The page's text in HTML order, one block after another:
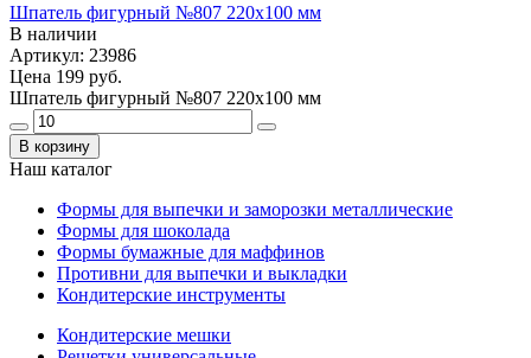
Шпатель фигурный №807 220х100 мм
В наличии
Артикул: 23986
Цена 199 руб.
Шпатель фигурный №807 220х100 мм
В корзину
Наш каталог
Формы для выпечки и заморозки металлические
Формы для шоколада
Формы бумажные для маффинов
Противни для выпечки и выкладки
Кондитерские инструменты
Кондитерские мешки